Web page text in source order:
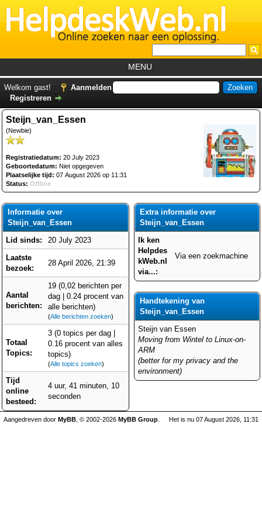
MENU
GemistDownloader
Welkom gast!
Aanmelden
Registreren
Steijn_van_Essen
(Newbie)
Registratiedatum: 20 July 2023
Geboortedatum: Niet opgegeven
Plaatselijke tijd: 07 August 2026 op 11:31
Status: Offline
Informatie over
Steijn_van_Essen
Lid sinds:
20 July 2023
Laatste
bezoek:
28 April 2026, 21:39
Aantal
berichten:
19 (0,02 berichten per
dag | 0.24 procent van
alle berichten)
(Alle berichten zoeken)
Totaal
Topics:
3 (0 topics per dag |
0.16 procent van alles
topics)
(Alle topics zoeken)
Tijd
online
besteed:
4 uur, 41 minuten, 10
seconden
Extra informatie over
Steijn_van_Essen
Ik ken
Helpdes
kWeb.nl
via...:
Via een zoekmachine
Handtekening van
Steijn_van_Essen
Steijn van Essen
Moving from Wintel to Linux-on-
ARM
(better for my privacy and the
environment)
Het is nu 07 August 2026, 11:31
Aangedreven door MyBB , © 2002-2026 MyBB Group